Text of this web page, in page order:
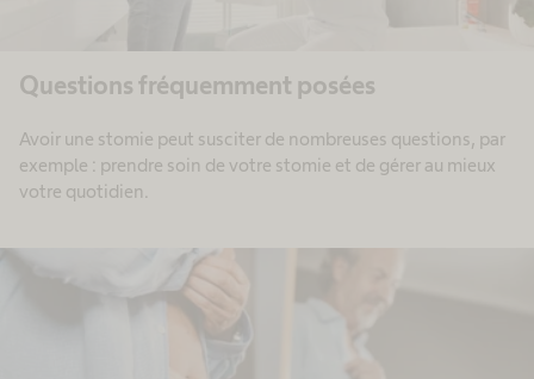
Questions fréquemment posées
Avoir une stomie peut susciter de nombreuses questions, par
exemple : prendre soin de votre stomie et de gérer au mieux
votre quotidien.